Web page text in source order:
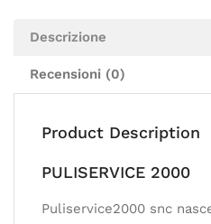
Descrizione
Recensioni (0)
Product Description
PULISERVICE 2000
Puliservice2000 snc